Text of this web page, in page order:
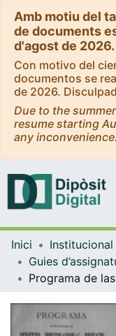
Amb motiu del
de documents
d'agost de
Con motivo del
documentos se
de 2026.
Due to the
resume starting
any inconvenience.
Inici Institucional